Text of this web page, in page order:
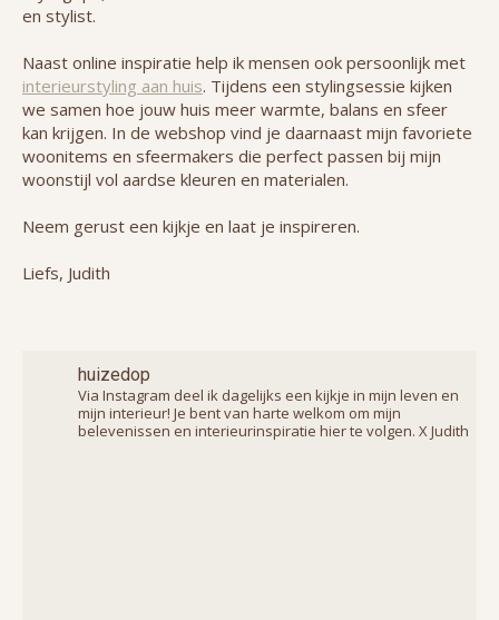
en stylist.
Naast online inspiratie help ik mensen ook persoonlijk met
interieurstyling aan huis. Tijdens een stylingsessie kijken
we samen hoe jouw huis meer warmte, balans en sfeer
kan krijgen. In de webshop vind je daarnaast mijn favoriete
woonitems en sfeermakers die perfect passen bij mijn
woonstijl vol aardse kleuren en materialen.
Neem gerust een kijkje en laat je inspireren.
Liefs, Judith
huizedop
Via Instagram deel ik dagelijks een kijkje in mijn leven en
mijn interieur! Je bent van harte welkom om mijn
belevenissen en interieurinspiratie hier te volgen. X Judith